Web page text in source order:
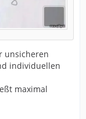
unsicheren
individuellen
maximal